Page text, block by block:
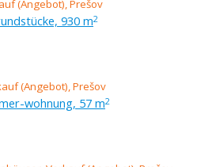
930 m2
wohnung, 57 m2